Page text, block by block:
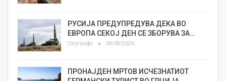
РУСИЈА ПРЕДУПРЕДУВА ДЕКА ВО
ЕВРОПА СЕКОЈ ДЕН СЕ ЗБОРУВА ЗА…
Плусинфо 06/08/2026
ПРОНАЈДЕН МРТОВ ИСЧЕЗНАТИОТ